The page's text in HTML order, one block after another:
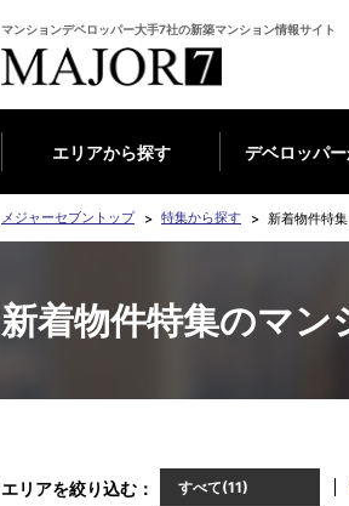
マンションデベロッパー大手7社の新築マンション情報サイト
エリアから探す デベロッパ
メジャーセブントップ 特集から探す 新着物件特集
新着物件特集のマン
エリアを絞り込む すべて(11)